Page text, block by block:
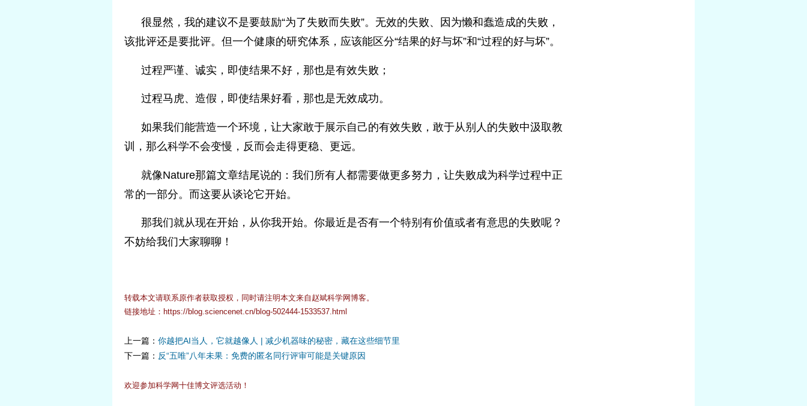
很显然，我的建议不是要鼓励“为了失败而失败”。无效的失败、因为懒和蠢造成的失败，
该批评还是要批评。但一个健康的研究体系，应该能区分“结果的好与坏”和“过程的好与坏”。
过程严谨、诚实，即使结果不好，那也是有效失败；
过程马虎、造假，即使结果好看，那也是无效成功。
如果我们能营造一个环境，让大家敢于展示自己的有效失败，敢于从别人的失败中汲取教
训，那么科学不会变慢，反而会走得更稳、更远。
就像Nature那篇文章结尾说的：我们所有人都需要做更多努力，让失败成为科学过程中正
常的一部分。而这要从谈论它开始。
那我们就从现在开始，从你我开始。你最近是否有一个特别有价值或者有意思的失败呢？
不妨给我们大家聊聊！
转载本文请联系原作者获取授权，同时请注明本文来自赵斌科学网博客。
链接地址： https://blog.sciencenet.cn/blog-502444-1533537.html
上一篇： 你越把AI当人，它就越像人 | 减少机器味的秘密，藏在这些细节里
下一篇： 反“五唯”八年未果：免费的匿名同行评审可能是关键原因
欢迎参加科学网十佳博文评选活动！